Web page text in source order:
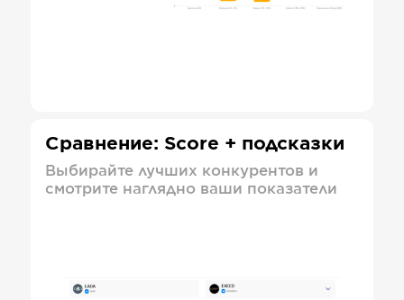
Сравнение: Score + подсказки
Выбирайте лучших конкурентов и
смотрите наглядно ваши показатели